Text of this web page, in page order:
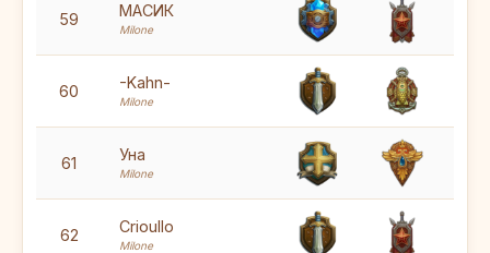
59 МАСИК
Milone
60 -Kahn-
Milone
61 Уна
Milone
62 Crioullo
Milone